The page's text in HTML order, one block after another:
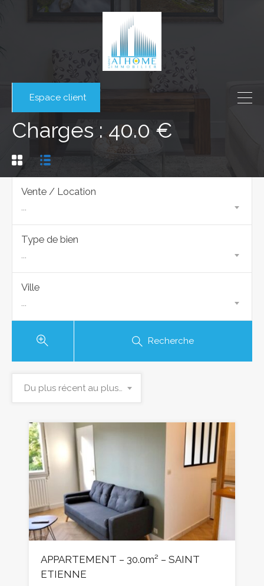
Espace client
Charges : 40.0 €
Vente / Location
...
Type de bien
...
Ville
...
Recherche
Du plus récent au plus ancien
APPARTEMENT – 30.0m² – SAINT
ETIENNE